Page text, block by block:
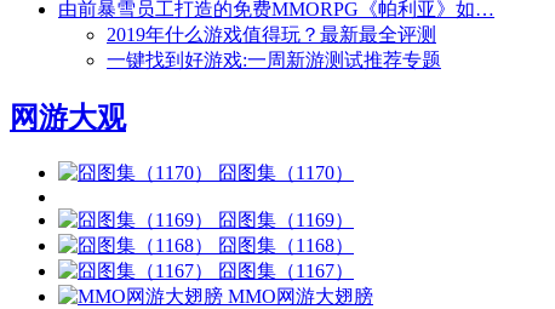
由前暴雪员工打造的免费MMORPG《帕利亚》如…
2019年什么游戏值得玩？最新最全评测
一键找到好游戏:一周新游测试推荐专题
网游大观
囧图集（1170）
囧图集（1169）
囧图集（1168）
囧图集（1167）
MMO网游大翅膀